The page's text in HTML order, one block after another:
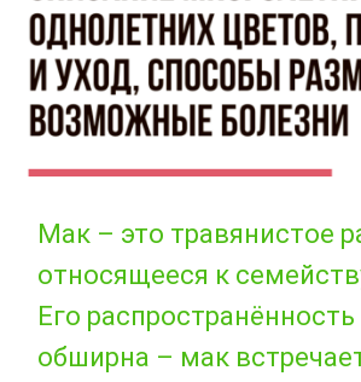
Мак – это травянистое
относящееся к
Его
обширна – мак